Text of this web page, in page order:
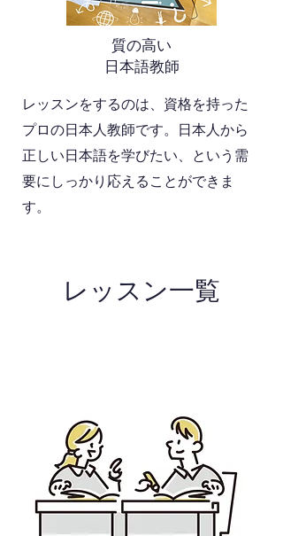
質の高い
日本語教師
レッスンをするのは、資格を持った
プロの日本人教師です。 日本人から
正しい日本語を学びたい、という需
要にしっかり応えることができま
す。
レッスン一覧